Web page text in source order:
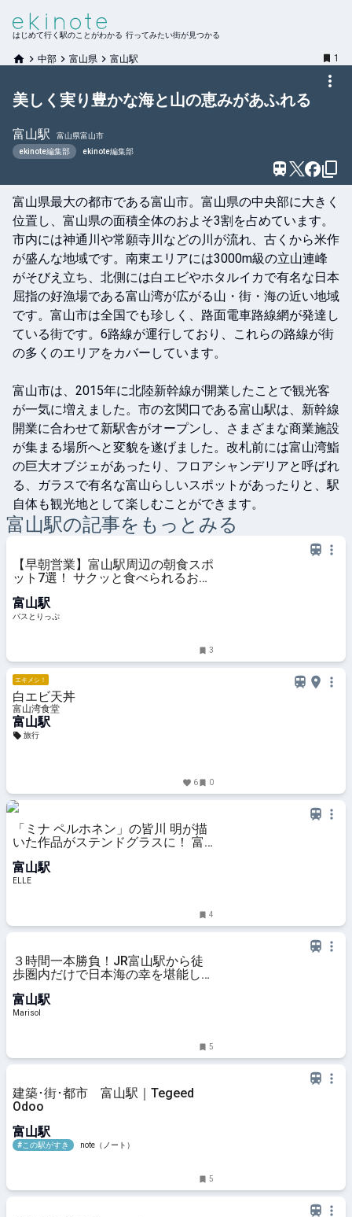
はじめて行く駅のことがわかる 行ってみたい街が見つかる
中部 富山県 富山駅 1
美しく実り豊かな海と山の恵みがあふれる
富山駅
富山県富山市
ekinote編集部
ekinote編集部
富山県最大の都市である富山市。富山県の中央部に大きく
位置し、富山県の面積全体のおよそ3割を占めています。
市内には神通川や常願寺川などの川が流れ、古くから米作
が盛んな地域です。南東エリアには3000m級の立山連峰
がそびえ立ち、北側には白エビやホタルイカで有名な日本
屈指の好漁場である富山湾が広がる山・街・海の近い地域
です。富山市は全国でも珍しく、路面電車路線網が発達し
ている街です。6路線が運行しており、これらの路線が街
の多くのエリアをカバーしています。
富山市は、2015年に北陸新幹線が開業したことで観光客
が一気に増えました。市の玄関口である富山駅は、新幹線
開業に合わせて新駅舎がオープンし、さまざまな商業施設
が集まる場所へと変貌を遂げました。改札前には富山湾鮨
の巨大オブジェがあったり、フロアシャンデリアと呼ばれ
る、ガラスで有名な富山らしいスポットがあったりと、駅
自体も観光地として楽しむことができます。
富山駅の記事をもっとみる
【早朝営業】富山駅周辺の朝食スポ
ット7選！ サクッと食べられるお店
ックアップ
富山駅
バスとりっぷ
3
エキメシ！
白エビ天丼
富山湾食堂
富山駅
旅行
6 0
「ミナ ペルホネン」の皆川 明が描
いた作品がステンドグラスに！ 富
富山駅
ELLE
4
３時間一本勝負！JR富山駅から徒
歩圏内だけで日本海の幸を堪能して
富山駅
Marisol
5
建築･街･都市 富山駅｜Tegeed
Odoo
富山駅
#この駅がすき note（ノート）
5